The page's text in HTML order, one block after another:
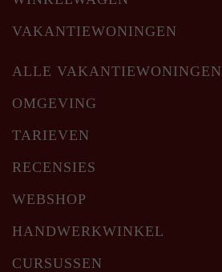
VAKANTIEWONINGEN
ALLE VAKANTIEWONINGEN
OMGEVING
TARIEVEN
RECENSIES
WEBSHOP
HANDWERKWINKEL
CURSUSSEN